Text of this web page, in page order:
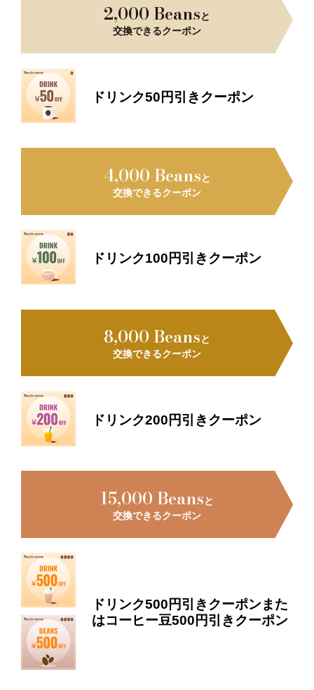
2,000 Beansと
交換できるクーポン
ドリンク50円引きクーポン
4,000 Beansと
交換できるクーポン
ドリンク100円引きクーポン
8,000 Beansと
交換できるクーポン
ドリンク200円引きクーポン
15,000 Beansと
交換できるクーポン
ドリンク500円引きクーポンまた
はコーヒー豆500円引きクーポン